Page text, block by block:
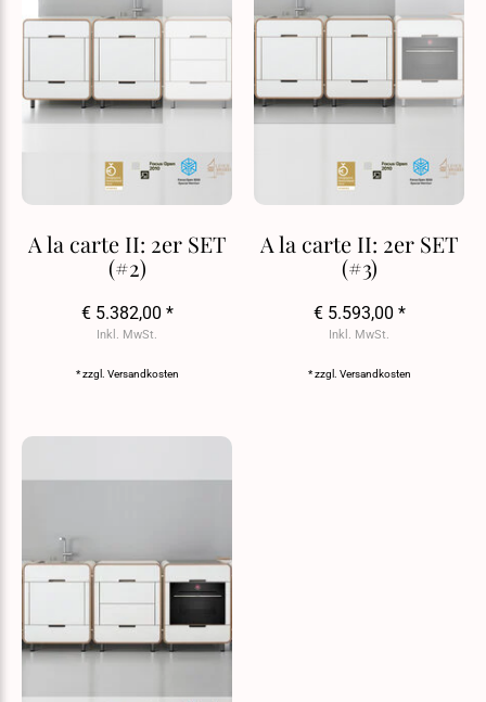
A la carte II: 2er SET
(#2)
€ 5.382,00 *
Inkl. MwSt.
* zzgl. Versandkosten
A la carte II: 2er SET
(#3)
€ 5.593,00 *
Inkl. MwSt.
* zzgl. Versandkosten